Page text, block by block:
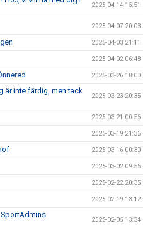
2025-04-14 15:51
2025-04-07 20:03
2025-04-03 21:11
2025-04-02 06:48
2025-03-26 18:00
är inte färdig, men tack
2025-03-23 20:35
2025-03-21 00:56
2025-03-19 21:36
2025-03-16 00:30
2025-03-02 09:56
2025-02-22 20:35
2025-02-19 13:12
2025-02-05 13:34